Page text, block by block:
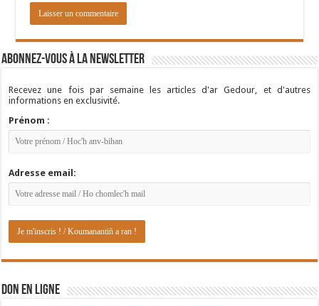
Abonnez-vous à la newsletter
Recevez une fois par semaine les articles d'ar Gedour, et d'autres
informations en exclusivité.
Prénom :
Adresse email:
DON EN LIGNE